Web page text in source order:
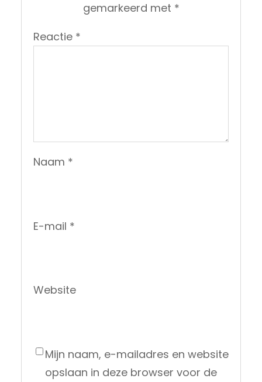
gemarkeerd met *
Reactie *
Naam *
E-mail *
Website
Mijn naam, e-mailadres en website
opslaan in deze browser voor de